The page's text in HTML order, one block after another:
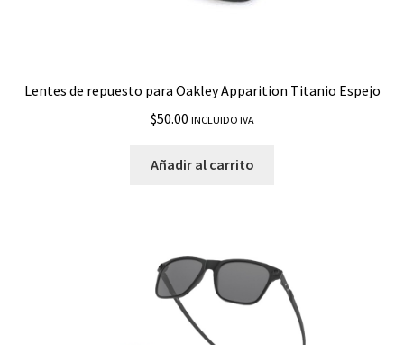
Lentes de repuesto para Oakley Apparition Titanio Espejo
$50.00 INCLUIDO IVA
Añadir al carrito